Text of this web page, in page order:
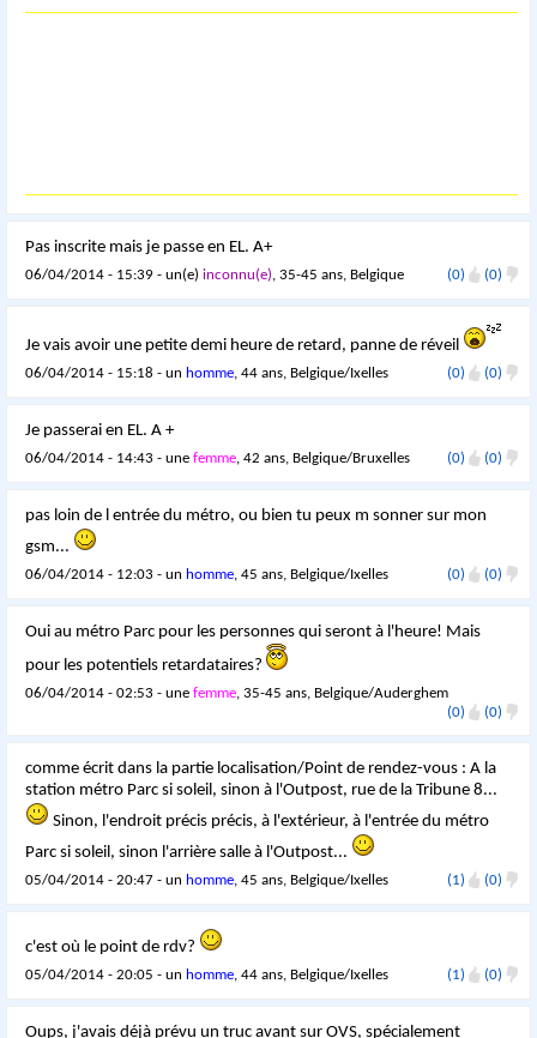
Pas inscrite mais je passe en EL. A+
06/04/2014 - 15:39 - un(e)inconnu(e), 35-45 ans, Belgique (0) (0)
Je vais avoir une petite demi heure de retard, panne de réveil
06/04/2014 - 15:18 - un homme, 44 ans, Belgique/Ixelles (0) (0)
Je passerai en EL. A +
06/04/2014 - 14:43 - unefemme, 42 ans, Belgique/Bruxelles (0) (0)
pas loin de l entrée du métro, ou bien tu peux m sonner sur mon
gsm...
06/04/2014 - 12:03 - un homme, 45 ans, Belgique/Ixelles (0) (0)
Oui au métro Parc pour les personnes qui seront à l'heure! Mais
pour les potentiels retardataires?
06/04/2014 - 02:53 - unefemme, 35-45 ans, Belgique/Auderghem
(0)
(0)
comme écrit dans la partie localisation/Point de rendez-vous : A la
station métro Parc si soleil, sinon à l'Outpost, rue de la Tribune 8...
Sinon, l'endroit précis précis, à l'extérieur, à l'entrée du métro
Parc si soleil, sinon l'arrière salle à l'Outpost...
05/04/2014 - 20:47 - un homme, 45 ans, Belgique/Ixelles (1) (0)
c'est où le point de rdv?
05/04/2014 - 20:05 - un homme, 44 ans, Belgique/Ixelles (1) (0)
Oups, j'avais déjà prévu un truc avant sur OVS, spécialement